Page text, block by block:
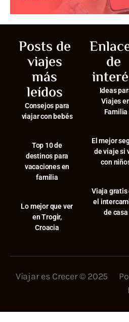
Posts de
viajes
más
leídos
Consejos para
viajar con bebés
⁠Top 10 de
destinos para
vacaciones en
familia
⁠Lo mejor que ver
en Trogir,
Croacia
de
Ideas
Viajes
Familia
El mejor
de viaje si
con
Viaja gratis
el
de casa
Viajar es Crecer © 2025